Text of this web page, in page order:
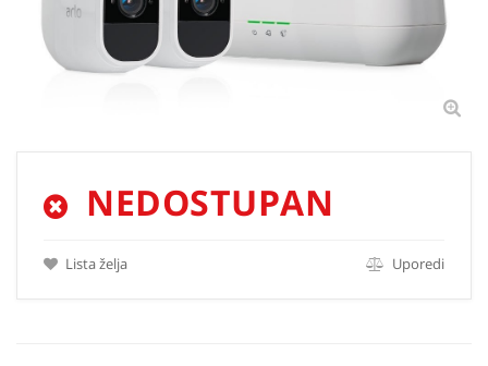
NEDOSTUPAN
Lista želja Uporedi